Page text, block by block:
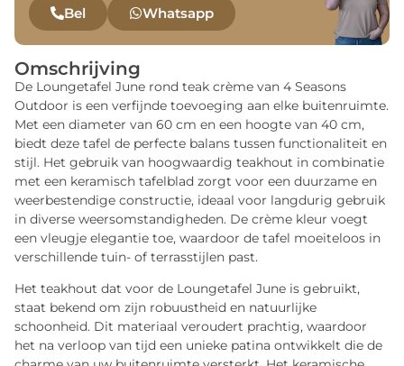
Bel Whatsapp
Omschrijving
De Loungetafel June rond teak crème van 4 Seasons
Outdoor is een verfijnde toevoeging aan elke buitenruimte.
Met een diameter van 60 cm en een hoogte van 40 cm,
biedt deze tafel de perfecte balans tussen functionaliteit en
stijl. Het gebruik van hoogwaardig teakhout in combinatie
met een keramisch tafelblad zorgt voor een duurzame en
weerbestendige constructie, ideaal voor langdurig gebruik
in diverse weersomstandigheden. De crème kleur voegt
een vleugje elegantie toe, waardoor de tafel moeiteloos in
verschillende tuin- of terrasstijlen past.
Het teakhout dat voor de Loungetafel June is gebruikt,
staat bekend om zijn robuustheid en natuurlijke
schoonheid. Dit materiaal veroudert prachtig, waardoor
het na verloop van tijd een unieke patina ontwikkelt die de